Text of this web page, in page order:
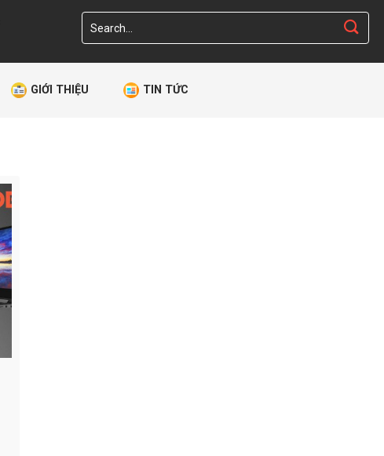
for:
GIỚI THIỆU TIN TỨC